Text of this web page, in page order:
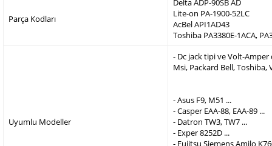
Parça Kodları
Delta ADP-90SB AD
Lite-on PA-1900-52LC
AcBel API1AD43
Toshiba PA3380E-1ACA,
Uyumlu Modeller
- Dc jack tipi ve Volt-
Msi, Packard Bell,
- Asus F9, M51 ...
- Casper EAA-88, EAA-89 ...
- Datron TW3, TW7 ...
- Exper 8252D ...
- Fujitsu Siemens Amilo